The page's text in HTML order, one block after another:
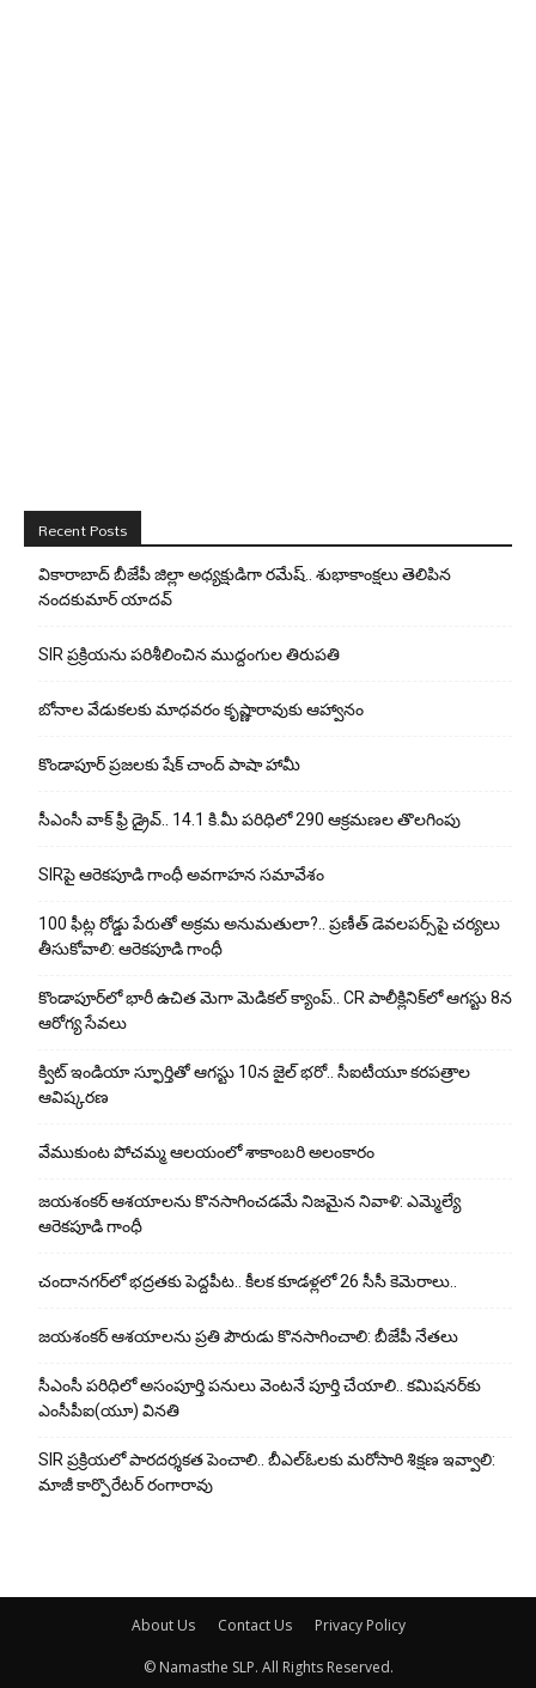
Recent Posts
వికారాబాద్ బీజేపీ జిల్లా అధ్యక్షుడిగా రమేష్‌.. శుభాకాంక్షలు తెలిపిన
నందకుమార్ యాదవ్
SIR ప్రక్రియను పరిశీలించిన ముద్దంగుల తిరుపతి
బోనాల వేడుకలకు మాధవరం కృష్ణారావుకు ఆహ్వానం
కొండాపూర్ ప్రజలకు షేక్ చాంద్ పాషా హామీ
సీఎంసీ వాక్ ఫ్రీ డ్రైవ్.. 14.1 కి.మీ పరిధిలో 290 ఆక్రమణల తొలగింపు
SIRపై ఆరెకపూడి గాంధీ అవగాహన సమావేశం
100 ఫీట్ల రోడ్డు పేరుతో అక్రమ అనుమతులా?.. ప్రణీత్ డెవలపర్స్‌పై చర్యలు
తీసుకోవాలి: ఆరెకపూడి గాంధీ
కొండాపూర్‌లో భారీ ఉచిత మెగా మెడికల్ క్యాంప్.. CR పాలీక్లినిక్‌లో ఆగస్టు 8న
ఆరోగ్య సేవలు
క్విట్ ఇండియా స్ఫూర్తితో ఆగస్టు 10న జైల్ భరో.. సీఐటీయూ కరపత్రాల
ఆవిష్కరణ
వేముకుంట పోచమ్మ ఆలయంలో శాకాంబరి అలంకారం
జయశంకర్ ఆశయాలను కొనసాగించడమే నిజమైన నివాళి: ఎమ్మెల్యే
ఆరెక‌పూడి గాంధీ
చందానగర్‌లో భద్రతకు పెద్దపీట.. కీలక కూడళ్లలో 26 సీసీ కెమెరాలు..
జయశంకర్ ఆశయాలను ప్రతి పౌరుడు కొనసాగించాలి: బీజేపీ నేతలు
సీఎంసీ పరిధిలో అసంపూర్తి పనులు వెంటనే పూర్తి చేయాలి.. కమిషనర్‌కు
ఎంసీపీఐ(యూ) వినతి
SIR ప్రక్రియలో పారదర్శకత పెంచాలి.. బీఎల్ఓలకు మరోసారి శిక్షణ ఇవ్వాలి:
మాజీ కార్పొరేటర్ రంగారావు
About Us Contact Us Privacy Policy
© Namasthe SLP. All Rights Reserved.